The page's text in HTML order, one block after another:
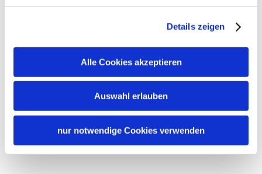
Details zeigen
Alle Cookies akzeptieren
Auswahl erlauben
nur notwendige Cookies verwenden